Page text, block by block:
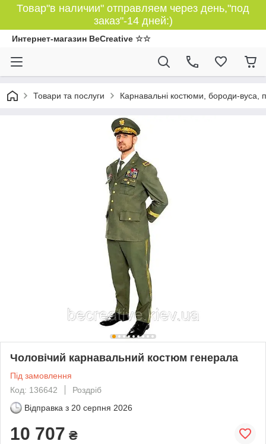
Товар"в наличии" отправляем через день,"под
заказ"-14 дней:)
Интернет-магазин BeCreative ☆☆
Товари та послуги Карнавальні костюми, бороди-вуса,
Чоловічий карнавальний костюм генерала
Під замовлення
Код: 136642
Роздріб
Відправка з 20 серпня 2026
10 707 ₴